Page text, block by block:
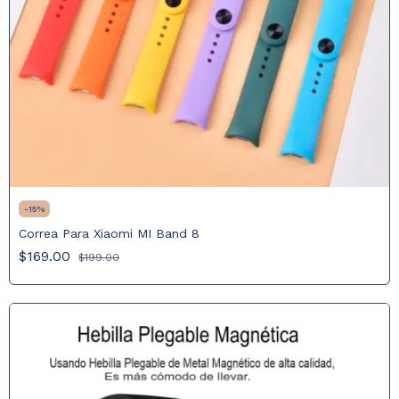
-15%
Correa Para Xiaomi MI Band 8
$169.00 $199.00